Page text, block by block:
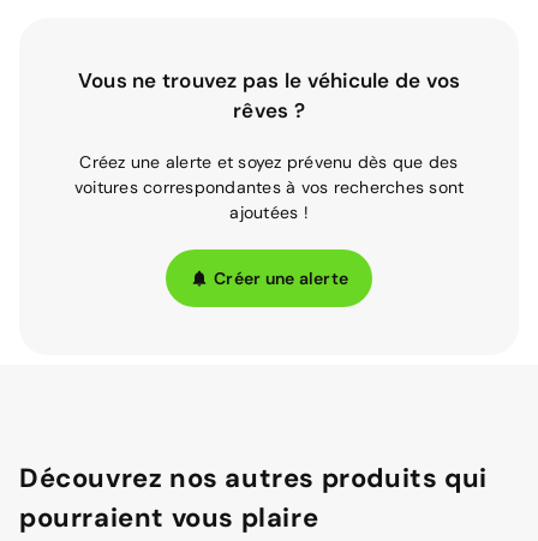
Vous ne trouvez pas le véhicule de vos
rêves ?
Créez une alerte et soyez prévenu dès que des
voitures correspondantes à vos recherches sont
ajoutées !
Créer une alerte
Découvrez nos autres produits qui
pourraient vous plaire